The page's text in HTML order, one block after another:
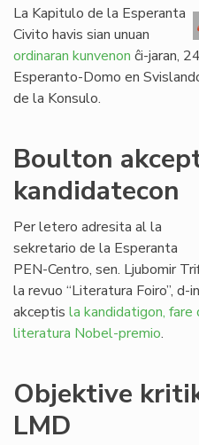
La Kapitulo de la Esperanta
Civito havis sian unuan
ordinaran kunvenon ĉi-jaran,
Esperanto-Domo en
de la Konsulo.
Boulton
kandidatecon
Per letero adresita al la
sekretario de la Esperanta
PEN-Centro, sen. Ljubomir
la revuo “Literatura Foiro”,
akceptis la kandidatigon,
literatura Nobel-premio.
Objektive
LMD